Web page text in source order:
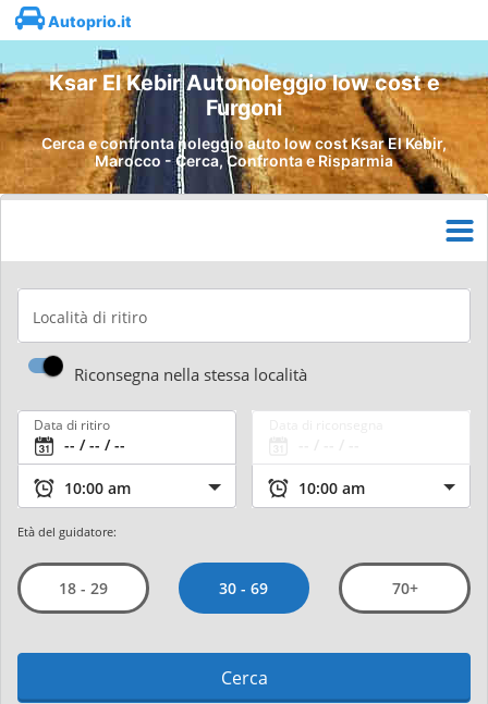
Autoprio.it
Ksar El Kebir Autonoleggio low cost e
Furgoni
Cerca e confronta noleggio auto low cost Ksar El Kebir,
Marocco - Cerca, Confronta e Risparmia
Località di ritiro
Riconsegna nella stessa località
Data di ritiro
Età del guidatore:
18 - 29 30 - 69 70+
Cerca